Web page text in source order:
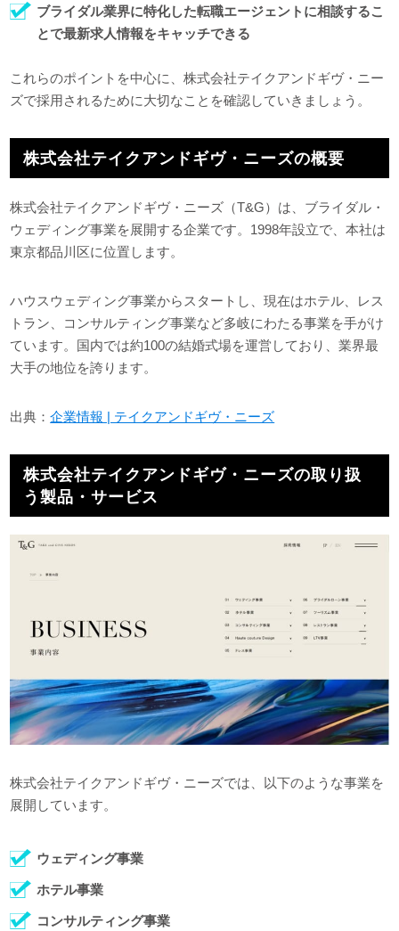
ブライダル業界に特化した転職エージェントに相談するこ
とで最新求人情報をキャッチできる
これらのポイントを中心に、株式会社テイクアンドギヴ・ニー
ズで採用されるために大切なことを確認していきましょう。
株式会社テイクアンドギヴ・ニーズの概要
株式会社テイクアンドギヴ・ニーズ（T&G）は、ブライダル・
ウェディング事業を展開する企業です。1998年設立で、本社は
東京都品川区に位置します。
ハウスウェディング事業からスタートし、現在はホテル、レス
トラン、コンサルティング事業など多岐にわたる事業を手がけ
ています。国内では約100の結婚式場を運営しており、業界最
大手の地位を誇ります。
出典：企業情報 | テイクアンドギヴ・ニーズ
株式会社テイクアンドギヴ・ニーズの取り扱
う製品・サービス
株式会社テイクアンドギヴ・ニーズでは、以下のような事業を
展開しています。
ウェディング事業
ホテル事業
コンサルティング事業